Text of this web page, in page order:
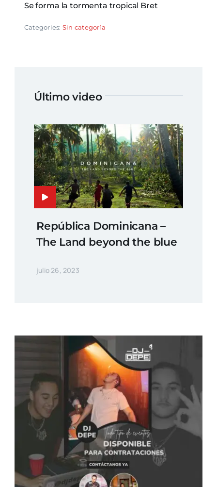
Se forma la tormenta tropical Bret
Categories: Sin categoría
Último video
República Dominicana –
The Land beyond the blue
julio 26, 2023